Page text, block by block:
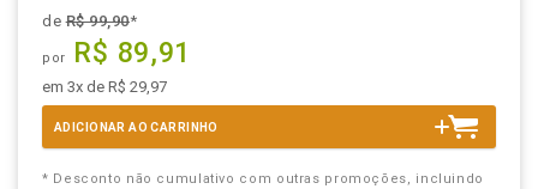
deR$ 99,90*
por R$ 89,91
em 3x de R$ 29,97
ADICIONAR AO CARRINHO
* Desconto não cumulativo com outras promoções, incluindo